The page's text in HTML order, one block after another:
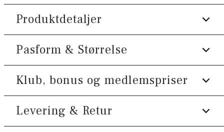
Produktdetaljer
Lavet i bambusviskose, som gør
super bløde.
Findes i én størrelse.
Med stretch for øget komfort.
5-pak med både ensfarvede og
Pasform & Størrelse
Størrelsesguide
Klub, bonus og medlemspriser
Tilmeld dig Klub Tøjeksperten helt gratis.
Levering & Retur